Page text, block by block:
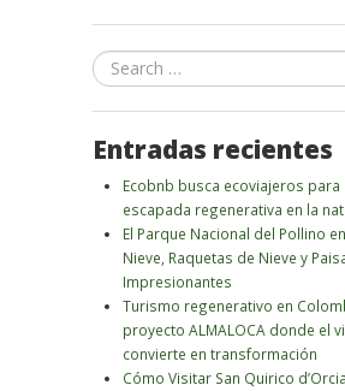
Search
Entradas recientes
Ecobnb busca ecoviajeros para
escapada regenerativa en la
El Parque Nacional del Pollino
Nieve, Raquetas de Nieve y
Impresionantes
Turismo regenerativo en
proyecto ALMALOCA donde el
convierte en transformación
Cómo Visitar San Quirico